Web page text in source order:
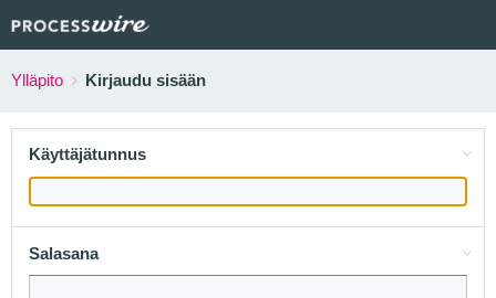
Ylläpito Kirjaudu sisään
Käyttäjätunnus
Salasana